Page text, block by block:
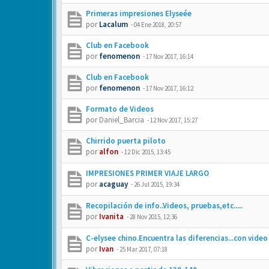
Primeras impresiones Elyseée
porLacalum -04 Ene 2018, 20:57
Club en Facebook
porfenomenon -17 Nov 2017, 16:14
Club en Facebook
porfenomenon -17 Nov 2017, 16:12
Formato de Videos
porDaniel_Barcia -12 Nov 2017, 15:27
Chirrido puerta piloto
poralfon -12 Dic 2015, 13:45
IMPRESIONES PRIMER VIAJE LARGO
poracaguay -26 Jul 2015, 19:34
Recopilación de info..Videos, pruebas,etc.....
porIvanita -28 Nov 2015, 12:36
C-elysee chino.Encuentra las diferencias...con video
porIvan -25 Mar 2017, 07:18